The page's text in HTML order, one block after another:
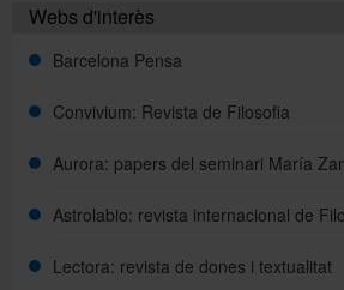
Webs d'interès
Barcelona Pensa
Convivium: Revista de Filosofia
Aurora: papers del seminari María
Astrolabio: revista internacional de
Lectora: revista de dones i textualitat